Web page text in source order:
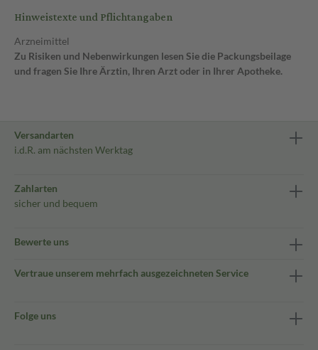
Hinweistexte und Pflichtangaben
Arzneimittel
Zu Risiken und Nebenwirkungen lesen Sie die Packungsbeilage
und fragen Sie Ihre Ärztin, Ihren Arzt oder in Ihrer Apotheke.
Versandarten
i.d.R. am nächsten Werktag
Zahlarten
sicher und bequem
Bewerte uns
Vertraue unserem mehrfach ausgezeichneten Service
Folge uns